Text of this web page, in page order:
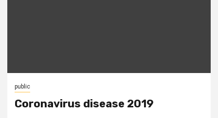
public
Coronavirus disease 2019